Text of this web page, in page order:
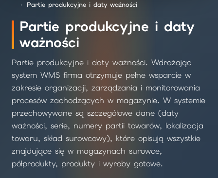
Partie produkcyjne i daty ważności
Partie produkcyjne i daty
ważności
Partie produkcyjne i daty ważności. Wdrażając
system WMS firma otrzymuje pełne wsparcie w
zakresie organizacji, zarządzania i monitorowania
procesów zachodzących w magazynie. W systemie
przechowywane są szczegółowe dane (daty
ważności, serie, numery partii towarów, lokalizacja
towaru, skład surowcowy), które opisują wszystkie
znajdujące się w magazynach surowce,
półprodukty, produkty i wyroby gotowe.